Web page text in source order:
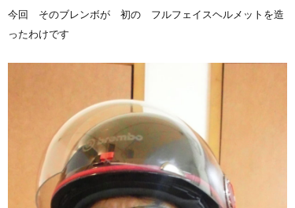
今回 そのブレンボが 初の フルフェイスヘルメットを造
ったわけです